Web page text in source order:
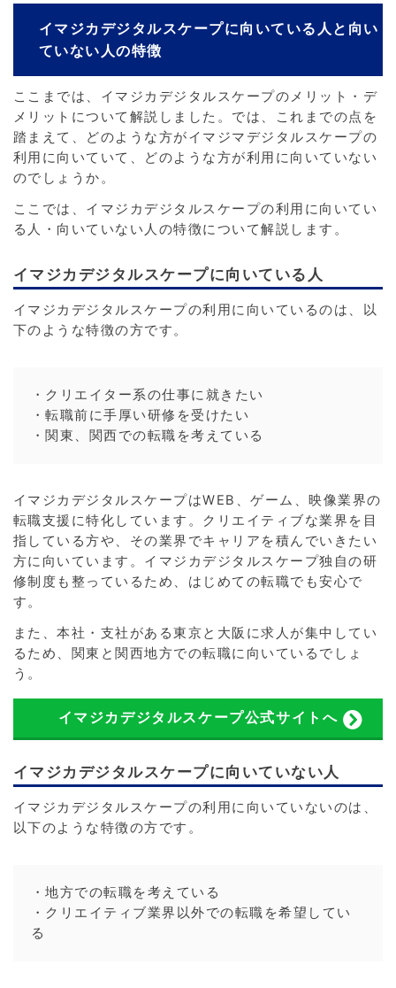
イマジカデジタルスケープに向いている人と向い
ていない人の特徴
ここまでは、イマジカデジタルスケープのメリット・デ
メリットについて解説しました。では、これまでの点を
踏まえて、どのような方がイマジマデジタルスケープの
利用に向いていて、どのような方が利用に向いていない
のでしょうか。
ここでは、イマジカデジタルスケープの利用に向いてい
る人・向いていない人の特徴について解説します。
イマジカデジタルスケープに向いている人
イマジカデジタルスケープの利用に向いているのは、以
下のような特徴の方です。
・クリエイター系の仕事に就きたい
・転職前に手厚い研修を受けたい
・関東、関西での転職を考えている
イマジカデジタルスケープはWEB、ゲーム、映像業界の
転職支援に特化しています。クリエイティブな業界を目
指している方や、その業界でキャリアを積んでいきたい
方に向いています。イマジカデジタルスケープ独自の研
修制度も整っているため、はじめての転職でも安心で
す。
また、本社・支社がある東京と大阪に求人が集中してい
るため、関東と関西地方での転職に向いているでしょ
う。
イマジカデジタルスケープ公式サイトへ
イマジカデジタルスケープに向いていない人
イマジカデジタルスケープの利用に向いていないのは、
以下のような特徴の方です。
・地方での転職を考えている
・クリエイティブ業界以外での転職を希望してい
る